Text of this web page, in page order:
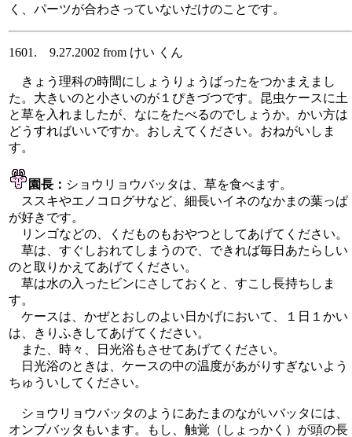
く、パーツが合わさっていないだけのことです。
1601. 9.27.2002 from けい くん
きょう理科の時間にしょうりょうばったをつかまえまし
た。大きいのと小さいのが１ぴきづつです。昆虫ケースに土
と草を入れましたが、なにをたべるのでしょうか。かい方は
どうすればいいですか。おしえてください。おねがいしま
す。
園長： ショウリョウバッタは、草を食べます。
ススキやエノコログサなど、細長いイネのなかまの葉っぱ
が好きです。
リンゴなどの、くだものもおやつとしてあげてください。
草は、すぐしおれてしまうので、できれば毎日あたらしい
のと取りかえてあげてください。
草は水の入ったビンにさしておくと、すこし長持ちしま
す。
ケースは、かぜとおしのよい日かげにおいて、１日１かい
は、きりふきしてあげてください。
また、時々、日光浴もさせてあげてください。
日光浴のときは、ケースの中の温度があがりすぎないよう
ちゅういしてください。
ショウリョウバッタのようにあたまのながいバッタには、
オンブバッタもいます。もし、触覚（しょっかく）が頭の長